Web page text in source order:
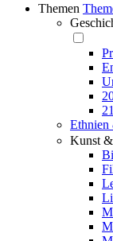
Themen
Kunst